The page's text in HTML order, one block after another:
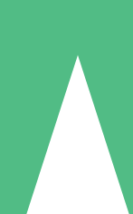
Crédits
de
5 Téléchargements
US$